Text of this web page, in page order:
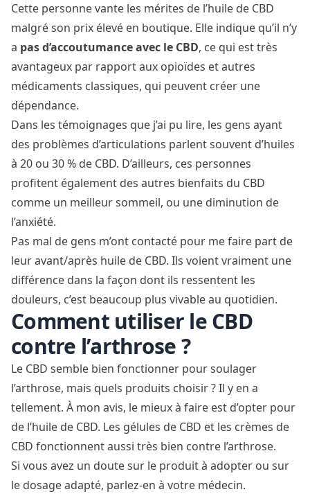
Cette personne vante les mérites de l’huile de CBD
malgré son prix élevé en boutique. Elle indique qu’il n’y
a pas d’accoutumance avec le CBD, ce qui est très
avantageux par rapport aux opioïdes et autres
médicaments classiques, qui peuvent créer une
dépendance.
Dans les témoignages que j’ai pu lire, les gens ayant
des problèmes d’articulations parlent souvent d’huiles
à 20 ou 30 % de CBD. D’ailleurs, ces personnes
profitent également des autres bienfaits du CBD
comme un meilleur sommeil, ou une diminution de
l’anxiété.
Pas mal de gens m’ont contacté pour me faire part de
leur avant/après huile de CBD. Ils voient vraiment une
différence dans la façon dont ils ressentent les
douleurs, c’est beaucoup plus vivable au quotidien.
Comment utiliser le CBD
contre l’arthrose ?
Le CBD semble bien fonctionner pour soulager
l’arthrose, mais quels produits choisir ? Il y en a
tellement. À mon avis, le mieux à faire est d’opter pour
de l’huile de CBD. Les gélules de CBD et les crèmes de
CBD fonctionnent aussi très bien contre l’arthrose.
Si vous avez un doute sur le produit à adopter ou sur
le dosage adapté, parlez-en à votre médecin.